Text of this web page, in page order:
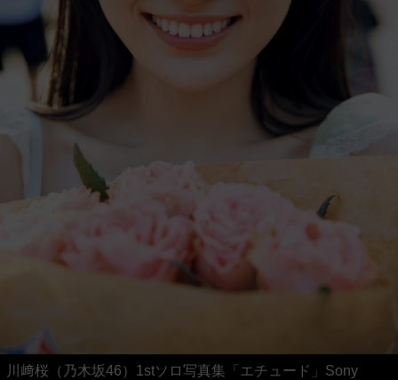
川﨑桜（乃木坂46）1stソロ写真集「エチュード」Sony